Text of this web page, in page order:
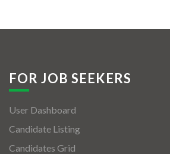
FOR JOB SEEKERS
User Dashboard
Candidate Listing
Candidates Grid